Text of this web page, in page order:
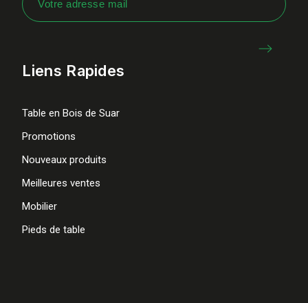
Liens Rapides
Table en Bois de Suar
Promotions
Nouveaux produits
Meilleures ventes
Mobilier
Pieds de table